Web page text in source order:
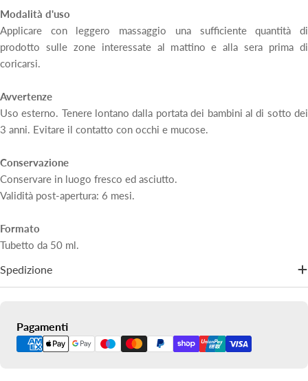
Modalità d'uso
Applicare con leggero massaggio una sufficiente quantità di
prodotto sulle zone interessate al mattino e alla sera prima di
coricarsi.
Avvertenze
Uso esterno. Tenere lontano dalla portata dei bambini al di sotto dei
3 anni. Evitare il contatto con occhi e mucose.
Conservazione
Conservare in luogo fresco ed asciutto.
Validità post-apertura: 6 mesi.
Formato
Tubetto da 50 ml.
Spedizione
Pagamenti
Metodi